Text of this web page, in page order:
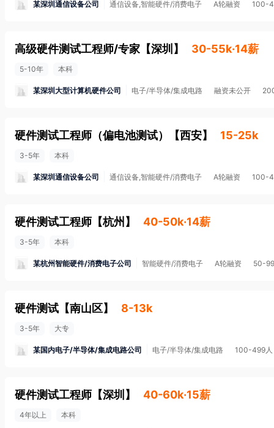
某深圳通信设备公司 通信设备,智能硬件/消费电子 A轮融资 100-
高级硬件测试工程师/专家 【深圳 】 30-55k·14薪
5-10年 本科
某深圳大型计算机硬件公司 电子/半导体/集成电路 融资未公开
硬件测试工程师（偏电池测试） 【西安】 15-25k
3-5年 本科
某深圳通信设备公司 通信设备,智能硬件/消费电子 A轮融资 100-
硬件测试工程师 【杭州 】 40-50k·14薪
3-5年 本科
某杭州智能硬件/消费电子公司 智能硬件/消费电子 A轮融资 50-
硬件测试 【南山区】 8-13k
3-5年 大专
某国内电子/半导体/集成电路公司 电子/半导体/集成电路 100-499人
硬件测试工程师 【深圳 】 40-60k·15薪
4年以上 本科